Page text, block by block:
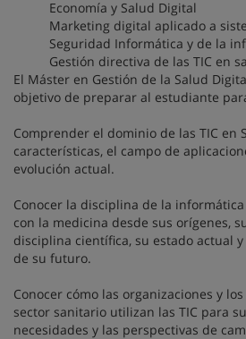
Economía y Salud Digital
Marketing digital aplicado a
Seguridad Informática y de la
Gestión directiva de las TIC en
El Máster en Gestión de la Salud
objetivo de preparar al estudiante
Comprender el dominio de las TIC en
características, el campo de
evolución actual.
Conocer la disciplina de la
con la medicina desde sus orígenes,
disciplina científica, su estado actual
de su futuro.
Conocer cómo las organizaciones y
sector sanitario utilizan las TIC para
necesidades y las perspectivas de